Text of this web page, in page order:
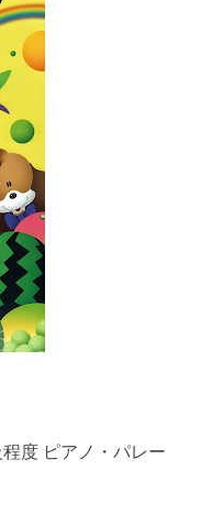
度 ピアノ・パレー